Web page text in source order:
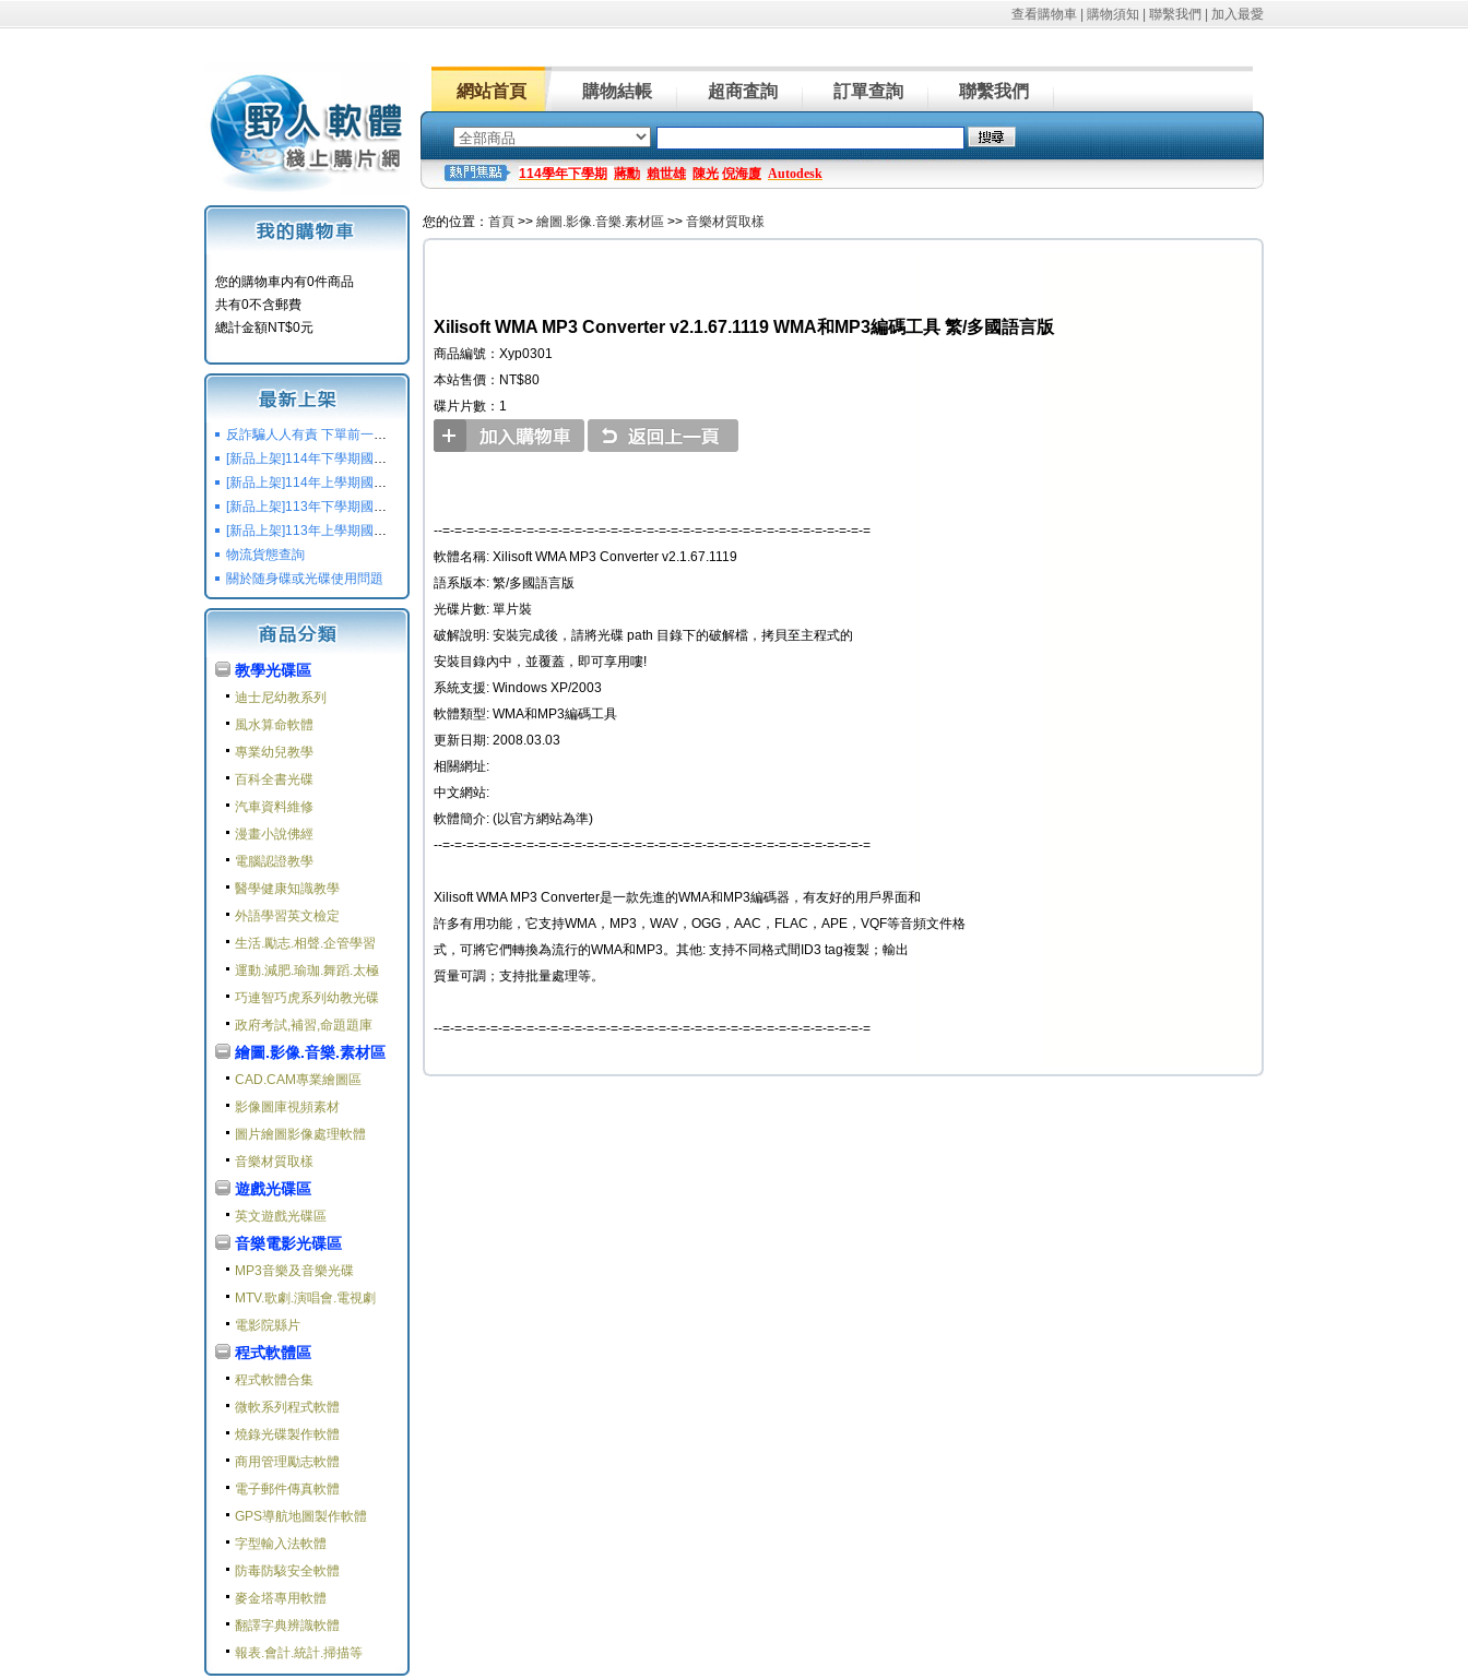
查看購物車 購物須知 聯繫我們 加入最愛
網站首頁 購物結帳 超商査詢 訂單查詢 聯繫我們
114學年下學期 蔣勳 賴世雄 陳光 倪海廈 Autodesk
您的購物車内有0件商品
共有0不含郵費
總計金額NT$0元
反詐騙人人有責 下單前一定要注意
[新品上架]114年下學期國小國中高中命題光碟,校用卷,習作
[新品上架]114年上學期國小國中高中命題光碟,校用卷,習作
[新品上架]113年下學期國小國中高中命題光碟,校用卷,習作
[新品上架]113年上學期國小國中高中命題光碟,校用卷,習作
物流貨態查詢
關於随身碟或光碟使用問題
教學光碟區
迪士尼幼教系列
風水算命軟體
專業幼兒教學
百科全書光碟
汽車資料維修
漫畫小說佛經
電腦認證教學
醫學健康知識教學
外語學習英文檢定
生活.勵志.相聲.企管學習
運動.減肥.瑜珈.舞蹈.太極
巧連智巧虎系列幼教光碟
政府考試,補習,命題題庫
繪圖.影像.音樂.素材區
CAD.CAM專業繪圖區
影像圖庫視頻素材
圖片繪圖影像處理軟體
音樂材質取樣
遊戲光碟區
英文遊戲光碟區
音樂電影光碟區
MP3音樂及音樂光碟
MTV.歌劇.演唱會.電視劇
電影院縣片
程式軟體區
程式軟體合集
微軟系列程式軟體
燒錄光碟製作軟體
商用管理勵志軟體
電子郵件傳真軟體
GPS導航地圖製作軟體
字型輸入法軟體
防毒防駭安全軟體
麥金塔專用軟體
翻譯字典辨識軟體
報表.會計.統計.掃描等
您的位置： 首頁 >> 繪圖.影像.音樂.素材區 >> 音樂材質取樣
Xilisoft WMA MP3 Converter v2.1.67.1119 WMA和MP3編碼工具 繁/多國語言版
商品編號：Xyp0301
本站售價：NT$80
碟片片數：1
--=-=-=-=-=-=-=-=-=-=-=-=-=-=-=-=-=-=-=-=-=-=-=-=-=-=-=-=-=-=-=-=-=-=-=-=
軟體名稱: Xilisoft WMA MP3 Converter v2.1.67.1119
語系版本: 繁/多國語言版
光碟片數: 單片裝
破解說明: 安裝完成後，請將光碟 path 目錄下的破解檔，拷貝至主程式的
安裝目錄內中，並覆蓋，即可享用嘍!
系統支援: Windows XP/2003
軟體類型: WMA和MP3編碼工具
更新日期: 2008.03.03
相關網址:
中文網站:
軟體簡介: (以官方網站為準)
--=-=-=-=-=-=-=-=-=-=-=-=-=-=-=-=-=-=-=-=-=-=-=-=-=-=-=-=-=-=-=-=-=-=-=-=
Xilisoft WMA MP3 Converter是一款先進的WMA和MP3編碼器，有友好的用戶界面和
許多有用功能，它支持WMA，MP3，WAV，OGG，AAC，FLAC，APE，VQF等音頻文件格
式，可將它們轉換為流行的WMA和MP3。其他: 支持不同格式間ID3 tag複製；輸出
質量可調；支持批量處理等。
--=-=-=-=-=-=-=-=-=-=-=-=-=-=-=-=-=-=-=-=-=-=-=-=-=-=-=-=-=-=-=-=-=-=-=-=